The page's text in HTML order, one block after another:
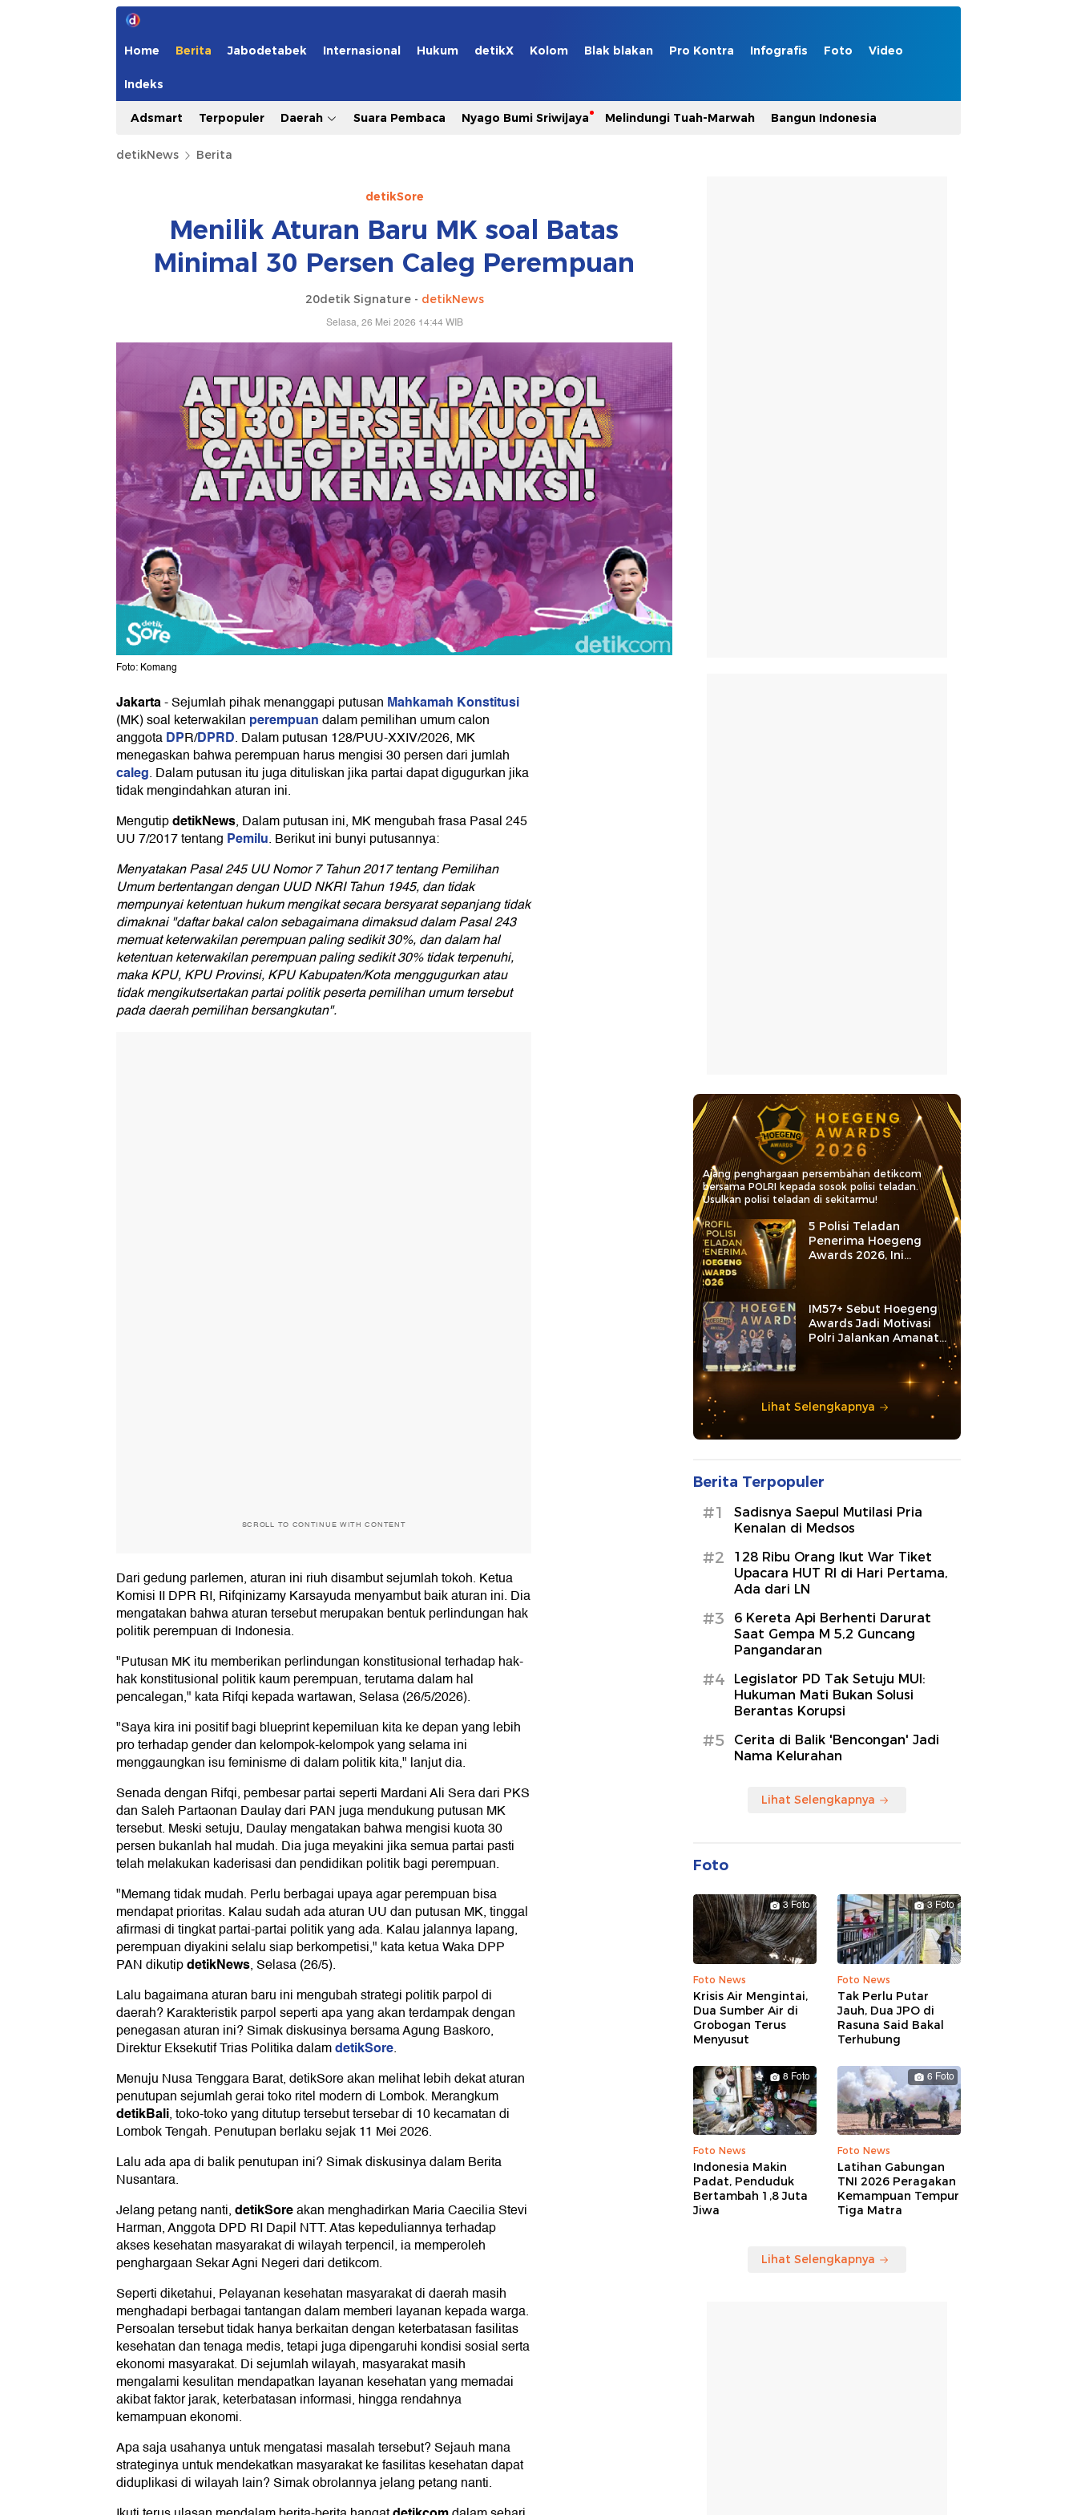
Home Berita Jabodetabek Internasional Hukum detikX Kolom Blak blakan Pro Kontra Infografis Foto Video
Indeks
Adsmart Terpopuler Daerah Suara Pembaca Nyago Bumi Sriwijaya Melindungi Tuah-Marwah Bangun Indonesia
detikNews Berita
detikSore
Menilik Aturan Baru MK soal Batas
Minimal 30 Persen Caleg Perempuan
20detik Signature - detikNews
Selasa, 26 Mei 2026 14:44 WIB
Foto: Komang
Jakarta-Sejumlah pihak menanggapi putusan Mahkamah Konstitusi
(MK) soal keterwakilan perempuandalam pemilihan umum calon
anggotaDPR/DPRD. Dalam putusan 128/PUU-XXIV/2026, MK
menegaskan bahwa perempuan harus mengisi 30 persen dari jumlah
caleg. Dalam putusan itu juga dituliskan jika partai dapat digugurkan jika
tidak mengindahkan aturan ini.
MengutipdetikNews, Dalam putusan ini, MK mengubah frasa Pasal 245
UU 7/2017 tentang Pemilu. Berikut ini bunyi putusannya:
Menyatakan Pasal 245 UU Nomor 7 Tahun 2017 tentang Pemilihan
Umum bertentangan dengan UUD NKRI Tahun 1945, dan tidak
mempunyai ketentuan hukum mengikat secara bersyarat sepanjang tidak
dimaknai "daftar bakal calon sebagaimana dimaksud dalam Pasal 243
memuat keterwakilan perempuan paling sedikit 30%, dan dalam hal
ketentuan keterwakilan perempuan paling sedikit 30% tidak terpenuhi,
maka KPU, KPU Provinsi, KPU Kabupaten/Kota menggugurkan atau
tidak mengikutsertakan partai politik peserta pemilihan umum tersebut
pada daerah pemilihan bersangkutan".
SCROLL TO CONTINUE WITH CONTENT
Dari gedung parlemen, aturan ini riuh disambut sejumlah tokoh. Ketua
Komisi II DPR RI, Rifqinizamy Karsayuda menyambut baik aturan ini. Dia
mengatakan bahwa aturan tersebut merupakan bentuk perlindungan hak
politik perempuan di Indonesia.
"Putusan MK itu memberikan perlindungan konstitusional terhadap hak-
hak konstitusional politik kaum perempuan, terutama dalam hal
pencalegan," kata Rifqi kepada wartawan, Selasa (26/5/2026).
"Saya kira ini positif bagi blueprint kepemiluan kita ke depan yang lebih
pro terhadap gender dan kelompok-kelompok yang selama ini
menggaungkan isu feminisme di dalam politik kita," lanjut dia.
Senada dengan Rifqi, pembesar partai seperti Mardani Ali Sera dari PKS
dan Saleh Partaonan Daulay dari PAN juga mendukung putusan MK
tersebut. Meski setuju, Daulay mengatakan bahwa mengisi kuota 30
persen bukanlah hal mudah. Dia juga meyakini jika semua partai pasti
telah melakukan kaderisasi dan pendidikan politik bagi perempuan.
"Memang tidak mudah. Perlu berbagai upaya agar perempuan bisa
mendapat prioritas. Kalau sudah ada aturan UU dan putusan MK, tinggal
afirmasi di tingkat partai-partai politik yang ada. Kalau jalannya lapang,
perempuan diyakini selalu siap berkompetisi," kata ketua Waka DPP
PAN dikutipdetikNews, Selasa (26/5).
Lalu bagaimana aturan baru ini mengubah strategi politik parpol di
daerah? Karakteristik parpol seperti apa yang akan terdampak dengan
penegasan aturan ini? Simak diskusinya bersama Agung Baskoro,
Direktur Eksekutif Trias Politika dalamdetikSore.
Menuju Nusa Tenggara Barat, detikSore akan melihat lebih dekat aturan
penutupan sejumlah gerai toko ritel modern di Lombok. Merangkum
detikBali, toko-toko yang ditutup tersebut tersebar di 10 kecamatan di
Lombok Tengah. Penutupan berlaku sejak 11 Mei 2026.
Lalu ada apa di balik penutupan ini? Simak diskusinya dalam Berita
Nusantara.
Jelang petang nanti,detikSoreakan menghadirkan Maria Caecilia Stevi
Harman, Anggota DPD RI Dapil NTT. Atas kepeduliannya terhadap
akses kesehatan masyarakat di wilayah terpencil, ia memperoleh
penghargaan Sekar Agni Negeri dari detikcom.
Seperti diketahui, Pelayanan kesehatan masyarakat di daerah masih
menghadapi berbagai tantangan dalam memberi layanan kepada warga.
Persoalan tersebut tidak hanya berkaitan dengan keterbatasan fasilitas
kesehatan dan tenaga medis, tetapi juga dipengaruhi kondisi sosial serta
ekonomi masyarakat. Di sejumlah wilayah, masyarakat masih
mengalami kesulitan mendapatkan layanan kesehatan yang memadai
akibat faktor jarak, keterbatasan informasi, hingga rendahnya
kemampuan ekonomi.
Apa saja usahanya untuk mengatasi masalah tersebut? Sejauh mana
strateginya untuk mendekatkan masyarakat ke fasilitas kesehatan dapat
diduplikasi di wilayah lain? Simak obrolannya jelang petang nanti.
Ajang penghargaan persembahan detikcom
bersama POLRI kepada sosok polisi teladan.
Usulkan polisi teladan di sekitarmu!
5 Polisi Teladan
Penerima Hoegeng
Awards 2026, Ini
Kategori dan Kiprahnya
IM57+ Sebut Hoegeng
Awards Jadi Motivasi
Polri Jalankan Amanat
Lihat Selengkapnya
Berita Terpopuler
#1
Sadisnya Saepul Mutilasi Pria
Kenalan di Medsos
#2
128 Ribu Orang Ikut War Tiket
Upacara HUT RI di Hari Pertama,
Ada dari LN
#3
6 Kereta Api Berhenti Darurat
Saat Gempa M 5,2 Guncang
Pangandaran
#4
Legislator PD Tak Setuju MUI:
Hukuman Mati Bukan Solusi
Berantas Korupsi
#5
Cerita di Balik 'Bencongan' Jadi
Nama Kelurahan
Lihat Selengkapnya
Foto
3 Foto
Foto News
Krisis Air Mengintai,
Dua Sumber Air di
Grobogan Terus
Menyusut
3 Foto
Foto News
Tak Perlu Putar
Jauh, Dua JPO di
Rasuna Said Bakal
Terhubung
8 Foto
Foto News
Indonesia Makin
Padat, Penduduk
Bertambah 1,8 Juta
Jiwa
6 Foto
Foto News
Latihan Gabungan
TNI 2026 Peragakan
Kemampuan Tempur
Tiga Matra
Lihat Selengkapnya